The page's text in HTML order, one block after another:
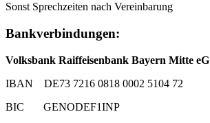
Sonst Sprechzeiten nach Vereinbarung
Bankverbindungen:
Volksbank Raiffeisenbank Bayern Mitte eG
IBAN DE73 7216 0818 0002 5104 72
BIC GENODEF1INP